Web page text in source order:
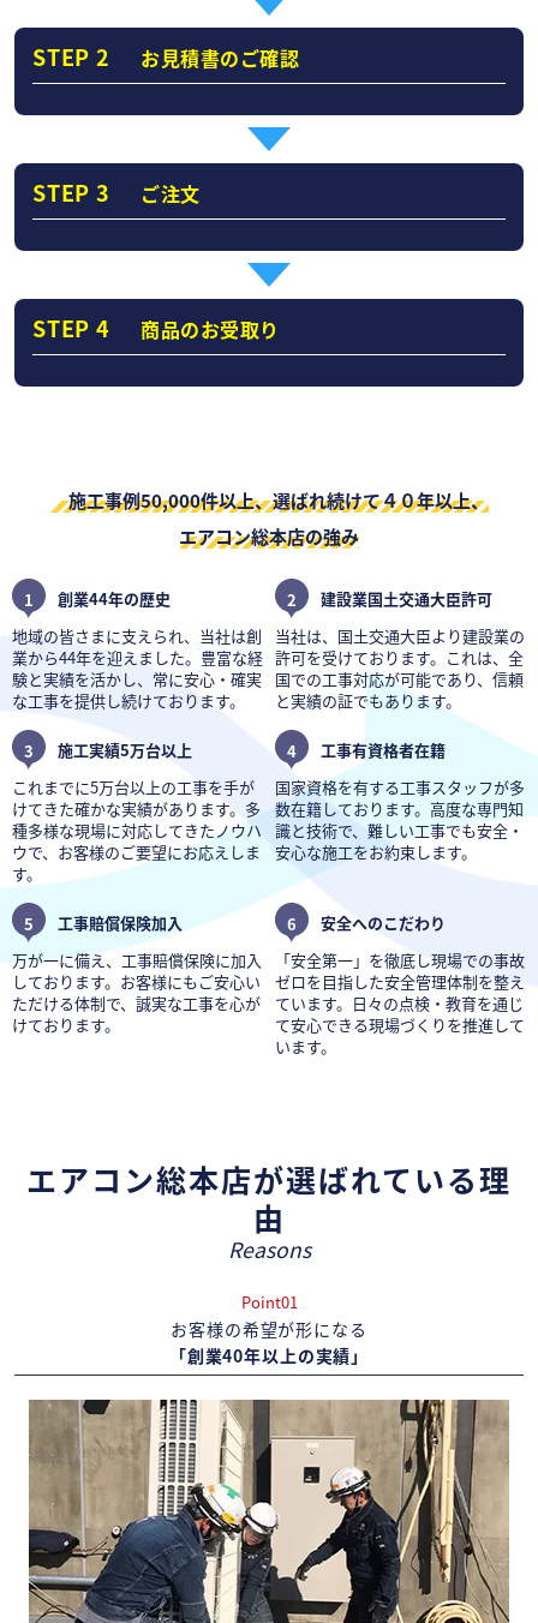
STEP 2 お見積書のご確認
STEP 3 ご注文
STEP 4 商品のお受取り
施工事例50,000件以上、選ばれ続けて４０年以上、
エアコン総本店の強み
1
創業44年の歴史
地域の皆さまに支えられ、当社は創
業から44年を迎えました。豊富な経
験と実績を活かし、常に安心・確実
な工事を提供し続けております。
2
建設業国土交通大臣許可
当社は、国土交通大臣より建設業の
許可を受けております。これは、全
国での工事対応が可能であり、信頼
と実績の証でもあります。
3
施工実績5万台以上
これまでに5万台以上の工事を手が
けてきた確かな実績があります。多
種多様な現場に対応してきたノウハ
ウで、お客様のご要望にお応えしま
す。
4
工事有資格者在籍
国家資格を有する工事スタッフが多
数在籍しております。高度な専門知
識と技術で、難しい工事でも安全・
安心な施工をお約束します。
5
工事賠償保険加入
万が一に備え、工事賠償保険に加入
しております。お客様にもご安心い
ただける体制で、誠実な工事を心が
けております。
6
安全へのこだわり
「安全第一」を徹底し現場での事故
ゼロを目指した安全管理体制を整え
ています。日々の点検・教育を通じ
て安心できる現場づくりを推進して
います。
エアコン総本店が選ばれている理
由
Reasons
Point01
お客様の希望が形になる
「創業40年以上の実績」